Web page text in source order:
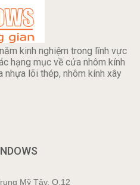
kinh nghiệm trong lĩnh vực
hạng mục về cửa nhôm kính
nhựa lõi thép, nhôm kính xây
Mỹ Tây, Q.12